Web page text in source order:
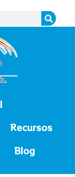
Recursos
Blog